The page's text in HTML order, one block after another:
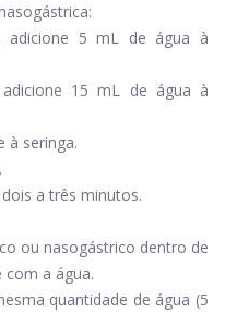
adicione 5 mL de água à
15 mL de água à
à seringa.
a três minutos.
ou nasogástrico dentro de
a água.
quantidade de água (5